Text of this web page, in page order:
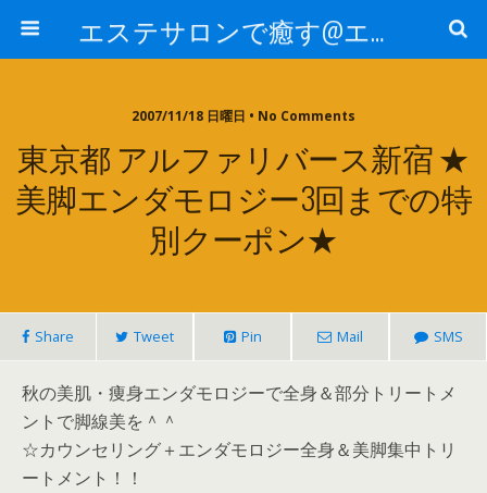
エステサロンで癒す@エステ～全国エステ情報
2007/11/18 日曜日 • No Comments
東京都 アルファリバース新宿 ★
美脚エンダモロジー3回までの特
別クーポン★
Share Tweet Pin Mail SMS
秋の美肌・痩身エンダモロジーで全身＆部分トリートメ
ントで脚線美を＾＾
☆カウンセリング＋エンダモロジー全身＆美脚集中トリ
ートメント！！